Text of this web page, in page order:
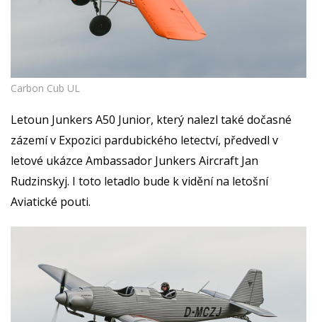
Carbon Cub UL
Letoun Junkers A50 Junior, který nalezl také dočasné
zázemí v Expozici pardubického letectví, předvedl v
letové ukázce Ambassador Junkers Aircraft Jan
Rudzinskyj. I toto letadlo bude k vidění na letošní
Aviatické pouti.